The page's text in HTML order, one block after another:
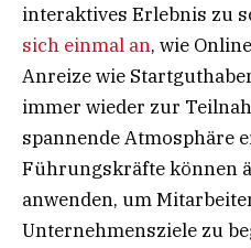
interaktives Erlebnis zu
sich einmal an, wie
Anreize wie
immer wieder zur
spannende Atmosphäre
Führungskräfte können
anwenden, um
Unternehmensziele zu